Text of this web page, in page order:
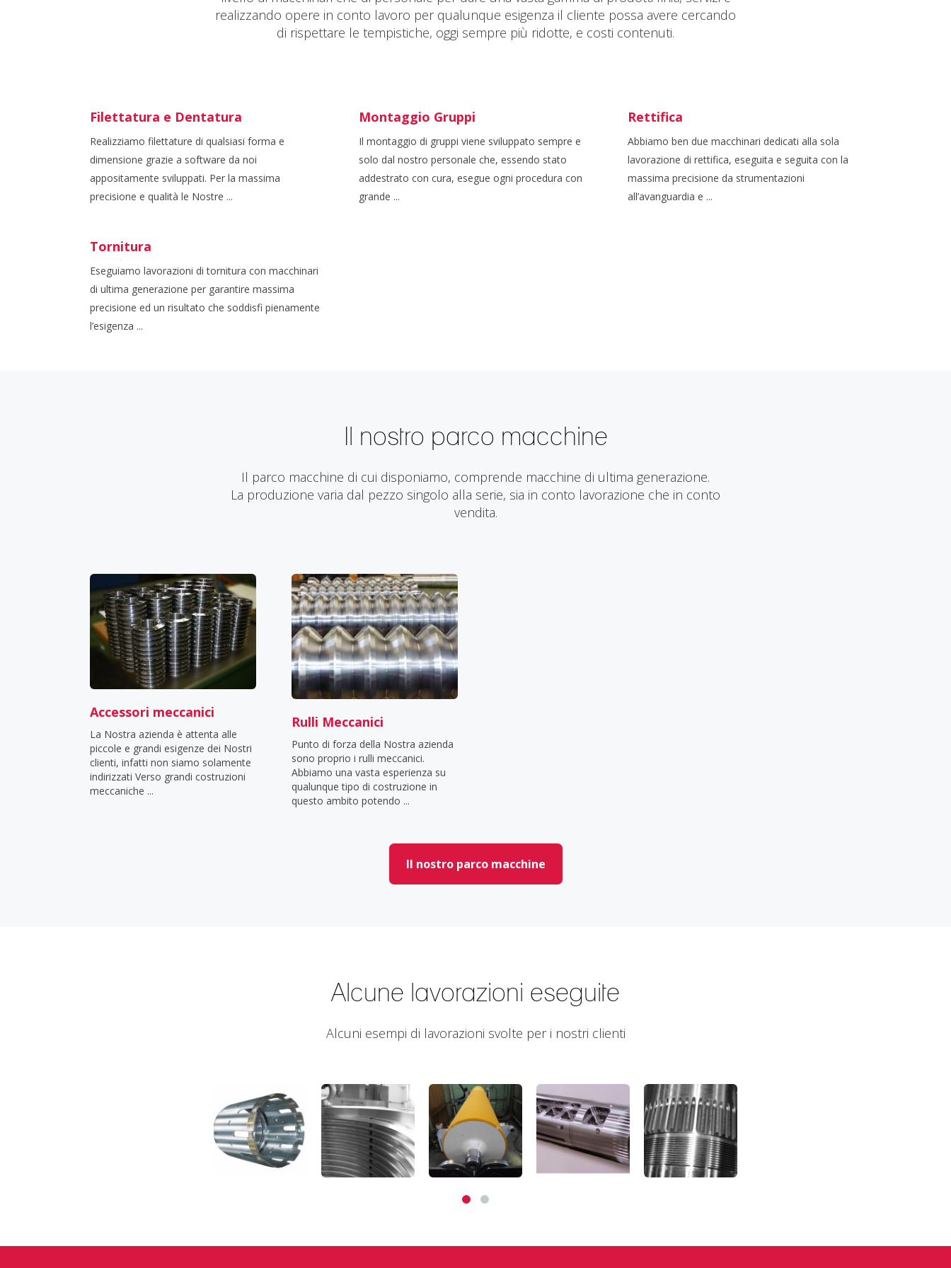
realizzando opere in conto lavoro per qualunque esigenza il cliente possa avere cercando
di rispettare le tempistiche, oggi sempre più ridotte, e costi contenuti.
Filettatura e Dentatura
Realizziamo filettature di qualsiasi forma e
dimensione grazie a software da noi
appositamente sviluppati. Per la massima
precisione e qualità le Nostre ...
Montaggio Gruppi
Il montaggio di gruppi viene sviluppato sempre e
solo dal nostro personale che, essendo stato
addestrato con cura, esegue ogni procedura con
grande ...
Rettifica
Abbiamo ben due macchinari dedicati alla sola
lavorazione di rettifica, eseguita e seguita con la
massima precisione da strumentazioni
all’avanguardia e ...
Tornitura
Eseguiamo lavorazioni di tornitura con macchinari
di ultima generazione per garantire massima
precisione ed un risultato che soddisfi pienamente
l’esigenza ...
Il nostro parco macchine
Il parco macchine di cui disponiamo, comprende macchine di ultima generazione.
La produzione varia dal pezzo singolo alla serie, sia in conto lavorazione che in conto
vendita.
Accessori meccanici
La Nostra azienda è attenta alle
piccole e grandi esigenze dei Nostri
clienti, infatti non siamo solamente
indirizzati Verso grandi costruzioni
meccaniche ...
Rulli Meccanici
Punto di forza della Nostra azienda
sono proprio i rulli meccanici.
Abbiamo una vasta esperienza su
qualunque tipo di costruzione in
questo ambito potendo ...
Il nostro parco macchine
Alcune lavorazioni eseguite
Alcuni esempi di lavorazioni svolte per i nostri clienti